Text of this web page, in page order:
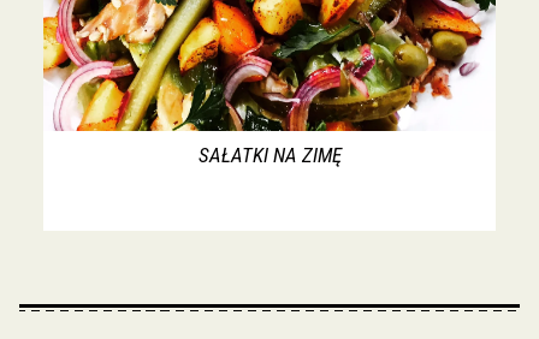
SAŁATKI NA ZIMĘ